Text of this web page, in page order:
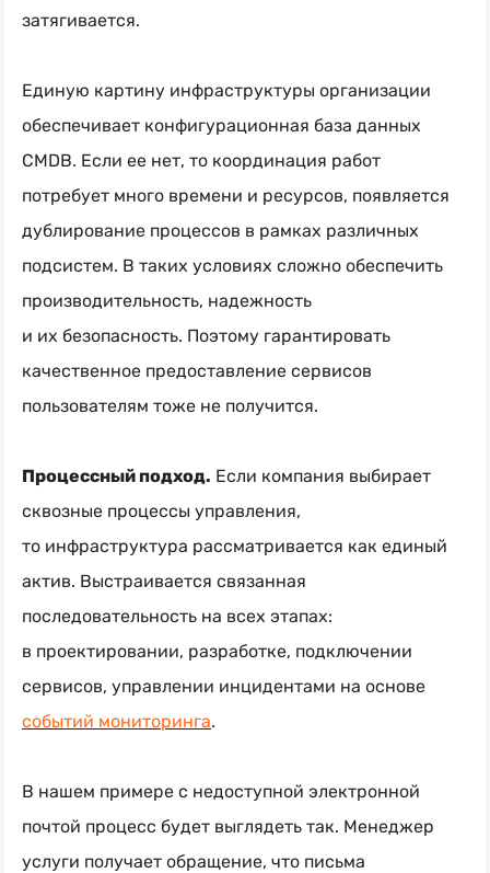
затягивается.
Единую картину инфраструктуры организации
обеспечивает конфигурационная база данных
CMDB. Если ее нет, то координация работ
потребует много времени и ресурсов, появляется
дублирование процессов в рамках различных
подсистем. В таких условиях сложно обеспечить
производительность, надежность
и их безопасность. Поэтому гарантировать
качественное предоставление сервисов
пользователям тоже не получится.
Процессный подход. Если компания выбирает
сквозные процессы управления,
то инфраструктура рассматривается как единый
актив. Выстраивается связанная
последовательность на всех этапах:
в проектировании, разработке, подключении
сервисов, управлении инцидентами на основе
событий мониторинга.
В нашем примере с недоступной электронной
почтой процесс будет выглядеть так. Менеджер
услуги получает обращение, что письма